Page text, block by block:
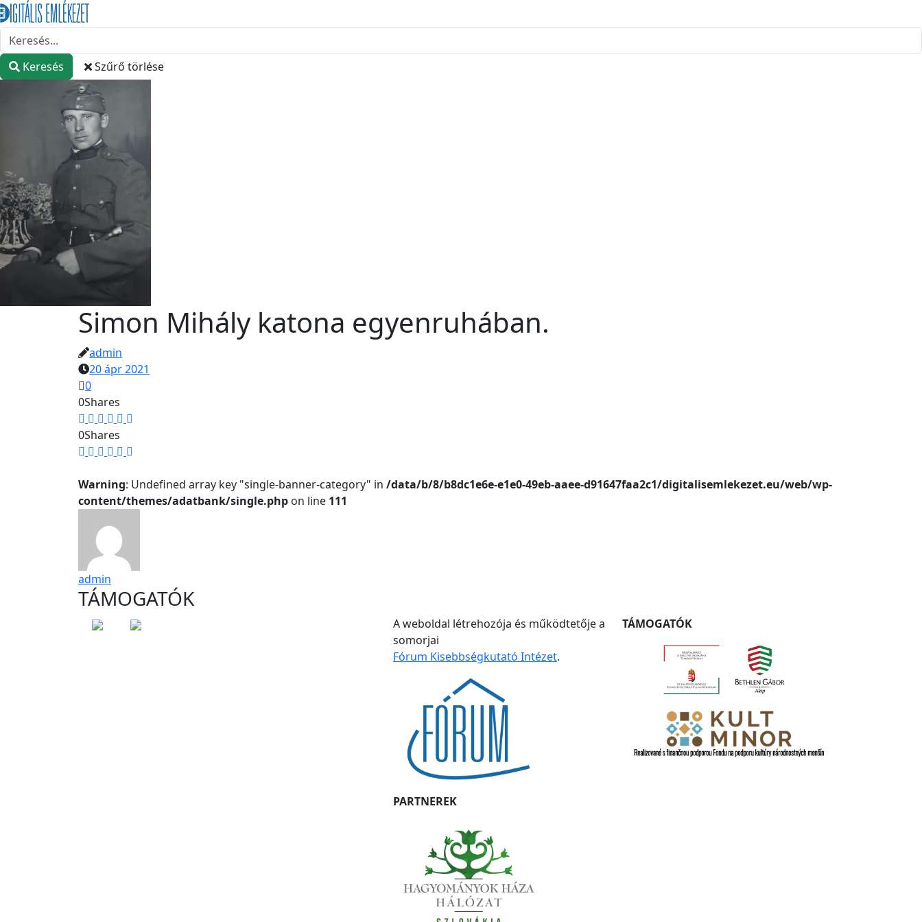
Keresés Szűrő törlése
Simon Mihály katona egyenruhában.
admin
20 ápr 2021
0
0Shares
0Shares
Warning: Undefined array key "single-banner-category" in /data/b/8/b8dc1e6e-e1e0-49eb-aaee-d91647faa2c1/digitalisemlekezet.eu/web/wp-
content/themes/adatbank/single.php on line 111
admin
TÁMOGATÓK
A weboldal létrehozója és működtetője a
somorjai
Fórum Kisebbségkutató Intézet.
PARTNEREK
TÁMOGATÓK